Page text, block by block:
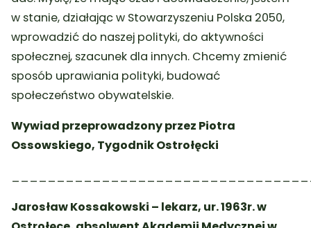
w stanie, działając w Stowarzyszeniu Polska 2050,
wprowadzić do naszej polityki, do aktywności
społecznej, szacunek dla innych. Chcemy zmienić
sposób uprawiania polityki, budować
społeczeństwo obywatelskie.
Wywiad przeprowadzony przez Piotra
Ossowskiego, Tygodnik Ostrołęcki
Jarosław Kossakowski – lekarz, ur. 1963r. w